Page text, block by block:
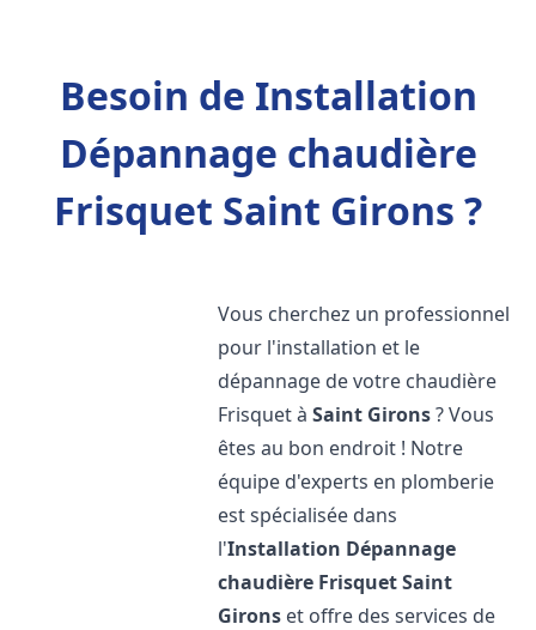
Besoin de Installation
Dépannage chaudière
Frisquet Saint Girons ?
Vous cherchez un professionnel
pour l'installation et le
dépannage de votre chaudière
Frisquet àSaint Girons? Vous
êtes au bon endroit ! Notre
équipe d'experts en plomberie
est spécialisée dans
l'Installation Dépannage
chaudière FrisquetSaint
Girons et offre des services de